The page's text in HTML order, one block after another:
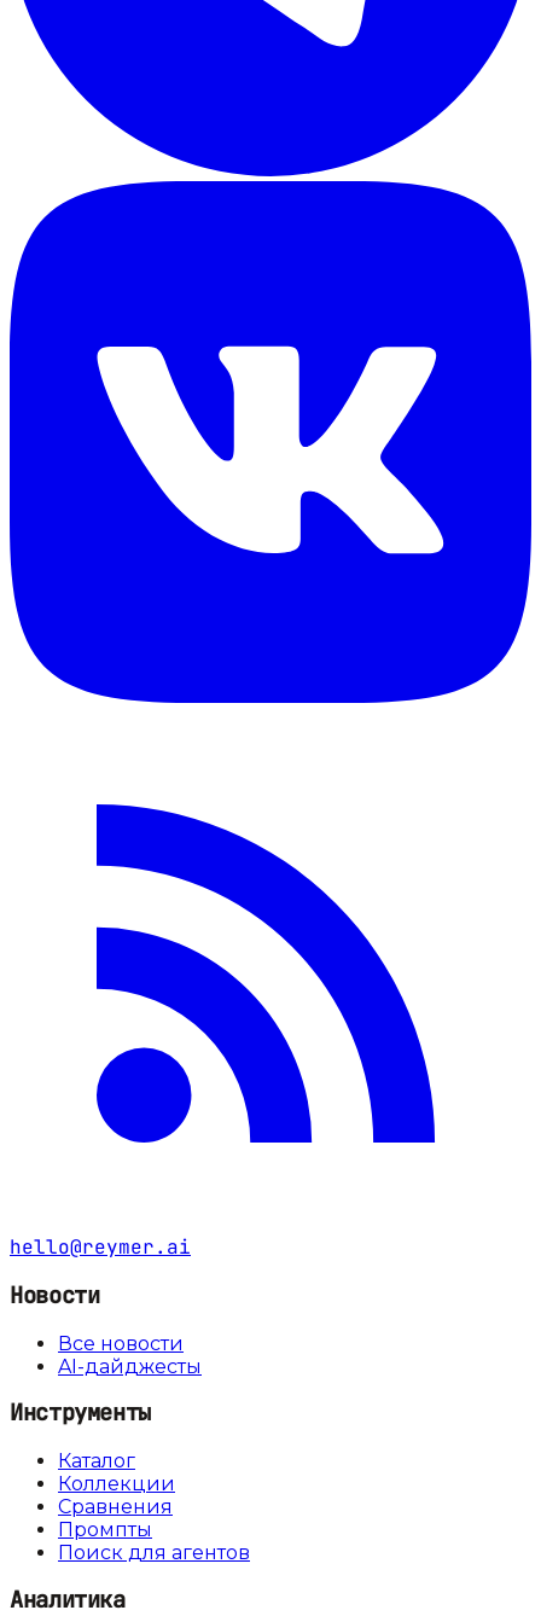
hello@reymer.ai
Новости
Все новости
AI-дайджесты
Инструменты
Каталог
Коллекции
Сравнения
Промпты
Поиск для агентов
Аналитика